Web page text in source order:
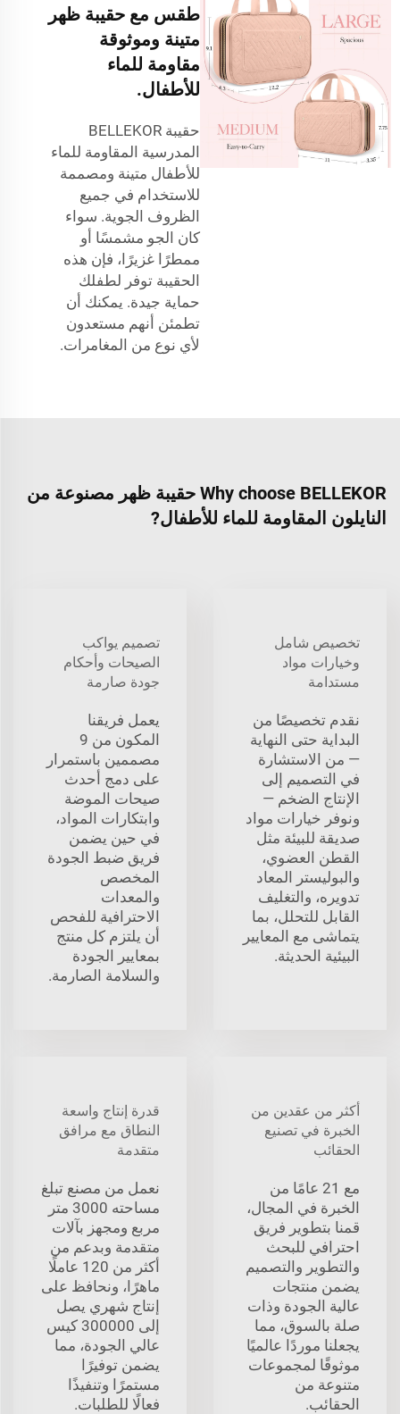
طقس مع حقيبة ظهر
متينة وموثوقة
مقاومة للماء
للأطفال.
حقيبة BELLEKOR
المدرسية المقاومة للماء
للأطفال متينة ومصممة
للاستخدام في جميع
الظروف الجوية. سواء
كان الجو مشمسًا أو
ممطرًا غزيرًا، فإن هذه
الحقيبة توفر لطفلك
حماية جيدة. يمكنك أن
تطمئن أنهم مستعدون
لأي نوع من المغامرات.
Why choose BELLEKOR حقيبة ظهر مصنوعة من
النايلون المقاومة للماء للأطفال?
تخصيص شامل
وخيارات مواد
مستدامة
نقدم تخصيصًا من
البداية حتى النهاية
— من الاستشارة
في التصميم إلى
الإنتاج الضخم —
ونوفر خيارات مواد
صديقة للبيئة مثل
القطن العضوي،
والبوليستر المعاد
تدويره، والتغليف
القابل للتحلل، بما
يتماشى مع المعايير
البيئية الحديثة.
تصميم يواكب
الصيحات وأحكام
جودة صارمة
يعمل فريقنا
المكون من 9
مصممين باستمرار
على دمج أحدث
صيحات الموضة
وابتكارات المواد،
في حين يضمن
فريق ضبط الجودة
المخصص
والمعدات
الاحترافية للفحص
أن يلتزم كل منتج
بمعايير الجودة
والسلامة الصارمة.
أكثر من عقدين من
الخبرة في تصنيع
الحقائب
مع 21 عامًا من
الخبرة في المجال،
قمنا بتطوير فريق
احترافي للبحث
والتطوير والتصميم
يضمن منتجات
عالية الجودة وذات
صلة بالسوق، مما
يجعلنا موردًا عالميًا
موثوقًا لمجموعات
متنوعة من
الحقائب.
قدرة إنتاج واسعة
النطاق مع مرافق
متقدمة
نعمل من مصنع تبلغ
مساحته 3000 متر
مربع ومجهز بآلات
متقدمة وبدعم من
أكثر من 120 عاملًا
ماهرًا، ونحافظ على
إنتاج شهري يصل
إلى 300000 كيس
عالي الجودة، مما
يضمن توفيرًا
مستمرًا وتنفيذًا
فعالًا للطلبات.